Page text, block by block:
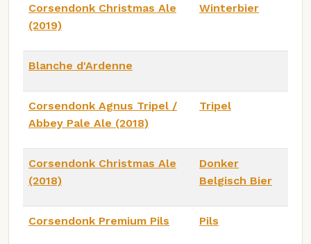
Corsendonk Christmas Ale
(2019)
Winterbier
Blanche d'Ardenne
Corsendonk Agnus Tripel /
Abbey Pale Ale (2018)
Tripel
Corsendonk Christmas Ale
(2018)
Donker
Belgisch Bier
Corsendonk Premium Pils Pils